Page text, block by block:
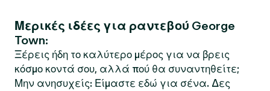
Μερικές ιδέες για ραντεβού George
Town:
Ξέρεις ήδη το καλύτερο μέρος για να βρεις
κόσμο κοντά σου, αλλά πού θα συναντηθείτε;
Μην ανησυχείς: Είμαστε εδώ για σένα. Δες